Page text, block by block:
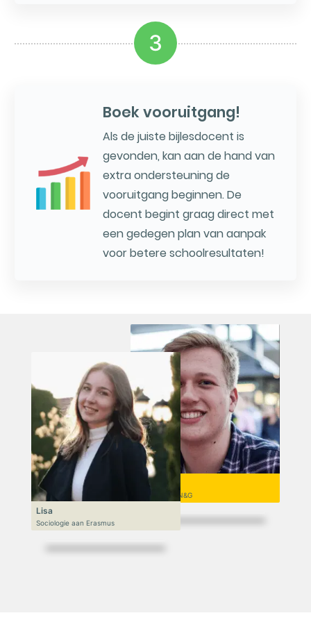
3
Boek vooruitgang!
Als de juiste bijlesdocent is
gevonden, kan aan de hand van
extra ondersteuning de
vooruitgang beginnen. De
docent begint graag direct met
een gedegen plan van aanpak
voor betere schoolresultaten!
Niek
VWO 6, N&T/N&G
Lisa
Sociologie aan Erasmus